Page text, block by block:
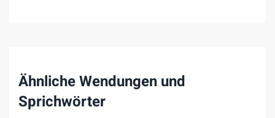
Ähnliche Wendungen und
Sprichwörter